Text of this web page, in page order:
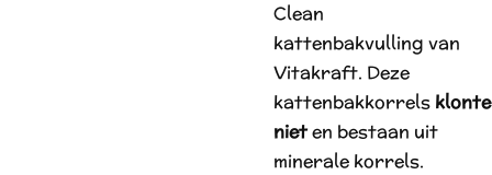
Clean
kattenbakvulling van
Vitakraft. Deze
kattenbakkorrels
nieten bestaan uit
minerale korrels.